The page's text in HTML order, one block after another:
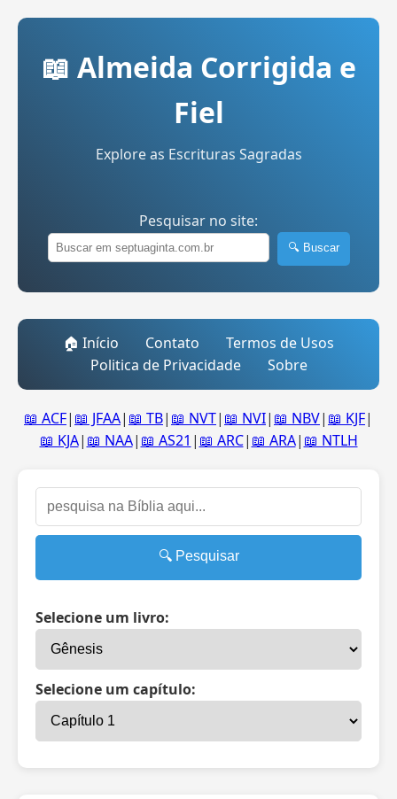
📖 Almeida Corrigida e
Fiel
Explore as Escrituras Sagradas
Pesquisar no site:
🔍 Buscar
🏠 Início Contato
Termos de Usos
Politica de Privacidade
Sobre
📖 ACF| 📖 JFAA| 📖 TB| 📖 NVT| 📖 NVI| 📖 NBV| 📖 KJF|
📖 KJA| 📖 NAA| 📖 AS21 | 📖 ARC| 📖 ARA| 📖 NTLH
🔍 Pesquisar
Selecione um livro:
Selecione um capítulo: